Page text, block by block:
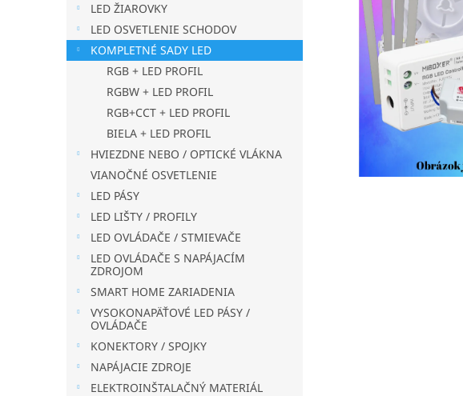
LED ŽIAROVKY
LED OSVETLENIE SCHODOV
KOMPLETNÉ SADY LED
RGB + LED PROFIL
RGBW + LED PROFIL
RGB+CCT + LED PROFIL
BIELA + LED PROFIL
HVIEZDNE NEBO / OPTICKÉ VLÁKNA
VIANOČNÉ OSVETLENIE
LED PÁSY
LED LIŠTY / PROFILY
LED OVLÁDAČE / STMIEVAČE
LED OVLÁDAČE S NAPÁJACÍM
ZDROJOM
SMART HOME ZARIADENIA
VYSOKONAPÄŤOVÉ LED PÁSY /
OVLÁDAČE
KONEKTORY / SPOJKY
NAPÁJACIE ZDROJE
ELEKTROINŠTALAČNÝ MATERIÁL
hviezdičiek.